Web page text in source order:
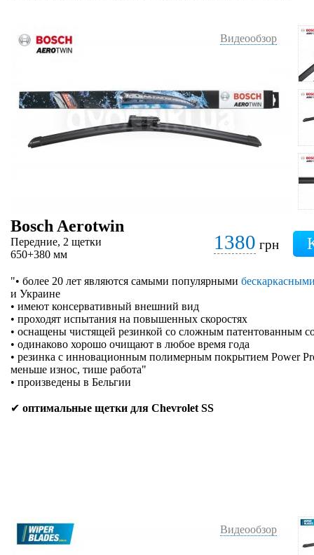
Видеообзор
Bosch Aerotwin
Передние, 2 щетки
650+380 мм
1380 грн
"• более 20 лет являются самыми популярными
и Украине
• имеют консервативный внешний вид
• проходят испытания на повышенных скоростях
• оснащены чистящей резинкой со сложным патентованным
• одинаково хорошо очищают в любое время года
• резинка с инновационным полимерным покрытием Power
меньше износ, тише работа"
• произведены в Бельгии
✔ оптимальные щетки для Chevrolet SS
Видеообзор